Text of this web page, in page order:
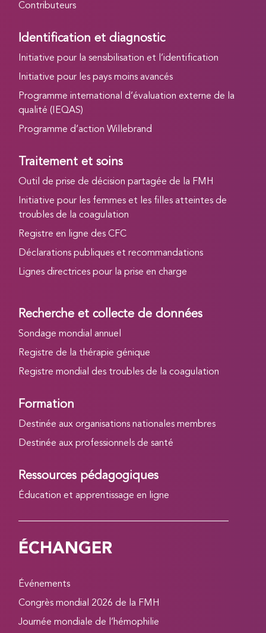
Contributeurs
Identification et diagnostic
Initiative pour la sensibilisation et l’identification
Initiative pour les pays moins avancés
Programme international d’évaluation externe de la
qualité (IEQAS)
Programme d’action Willebrand
Traitement et soins
Outil de prise de décision partagée de la FMH
Initiative pour les femmes et les filles atteintes de
troubles de la coagulation
Registre en ligne des CFC
Déclarations publiques et recommandations
Lignes directrices pour la prise en charge
Recherche et collecte de données
Sondage mondial annuel
Registre de la thérapie génique
Registre mondial des troubles de la coagulation
Formation
Destinée aux organisations nationales membres
Destinée aux professionnels de santé
Ressources pédagogiques
Éducation et apprentissage en ligne
ÉCHANGER
Événements
Congrès mondial 2026 de la FMH
Journée mondiale de l’hémophilie